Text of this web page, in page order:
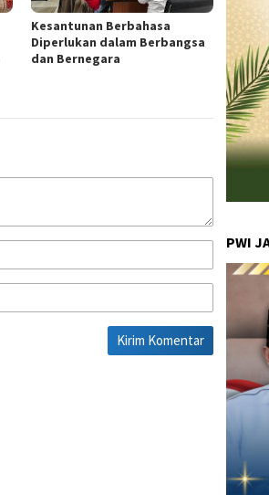
Kesantunan Berbahasa
Diperlukan dalam Berbangsa
dan Bernegara
PWI